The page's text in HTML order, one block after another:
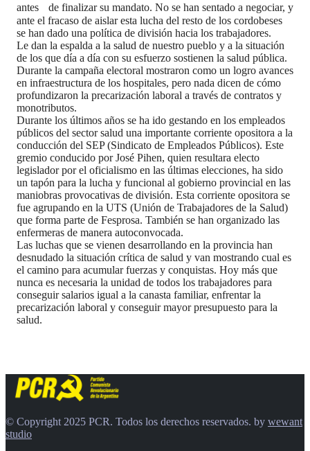
antes de finalizar su mandato. No se han sentado a negociar, y
ante el fracaso de aislar esta lucha del resto de los cordobeses
se han dado una política de división hacia los trabajadores.
Le dan la espalda a la salud de nuestro pueblo y a la situación
de los que día a día con su esfuerzo sostienen la salud pública.
Durante la campaña electoral mostraron como un logro avances
en infraestructura de los hospitales, pero nada dicen de cómo
profundizaron la precarización laboral a través de contratos y
monotributos.
Durante los últimos años se ha ido gestando en los empleados
públicos del sector salud una importante corriente opositora a la
conducción del SEP (Sindicato de Empleados Públicos). Este
gremio conducido por José Pihen, quien resultara electo
legislador por el oficialismo en las últimas elecciones, ha sido
un tapón para la lucha y funcional al gobierno provincial en las
maniobras provocativas de división. Esta corriente opositora se
fue agrupando en la UTS (Unión de Trabajadores de la Salud)
que forma parte de Fesprosa. También se han organizado las
enfermeras de manera autoconvocada.
Las luchas que se vienen desarrollando en la provincia han
desnudado la situación crítica de salud y van mostrando cual es
el camino para acumular fuerzas y conquistas. Hoy más que
nunca es necesaria la unidad de todos los trabajadores para
conseguir salarios igual a la canasta familiar, enfrentar la
precarización laboral y conseguir mayor presupuesto para la
salud.
© Copyright 2025 PCR. Todos los derechos reservados. by wewant
studio